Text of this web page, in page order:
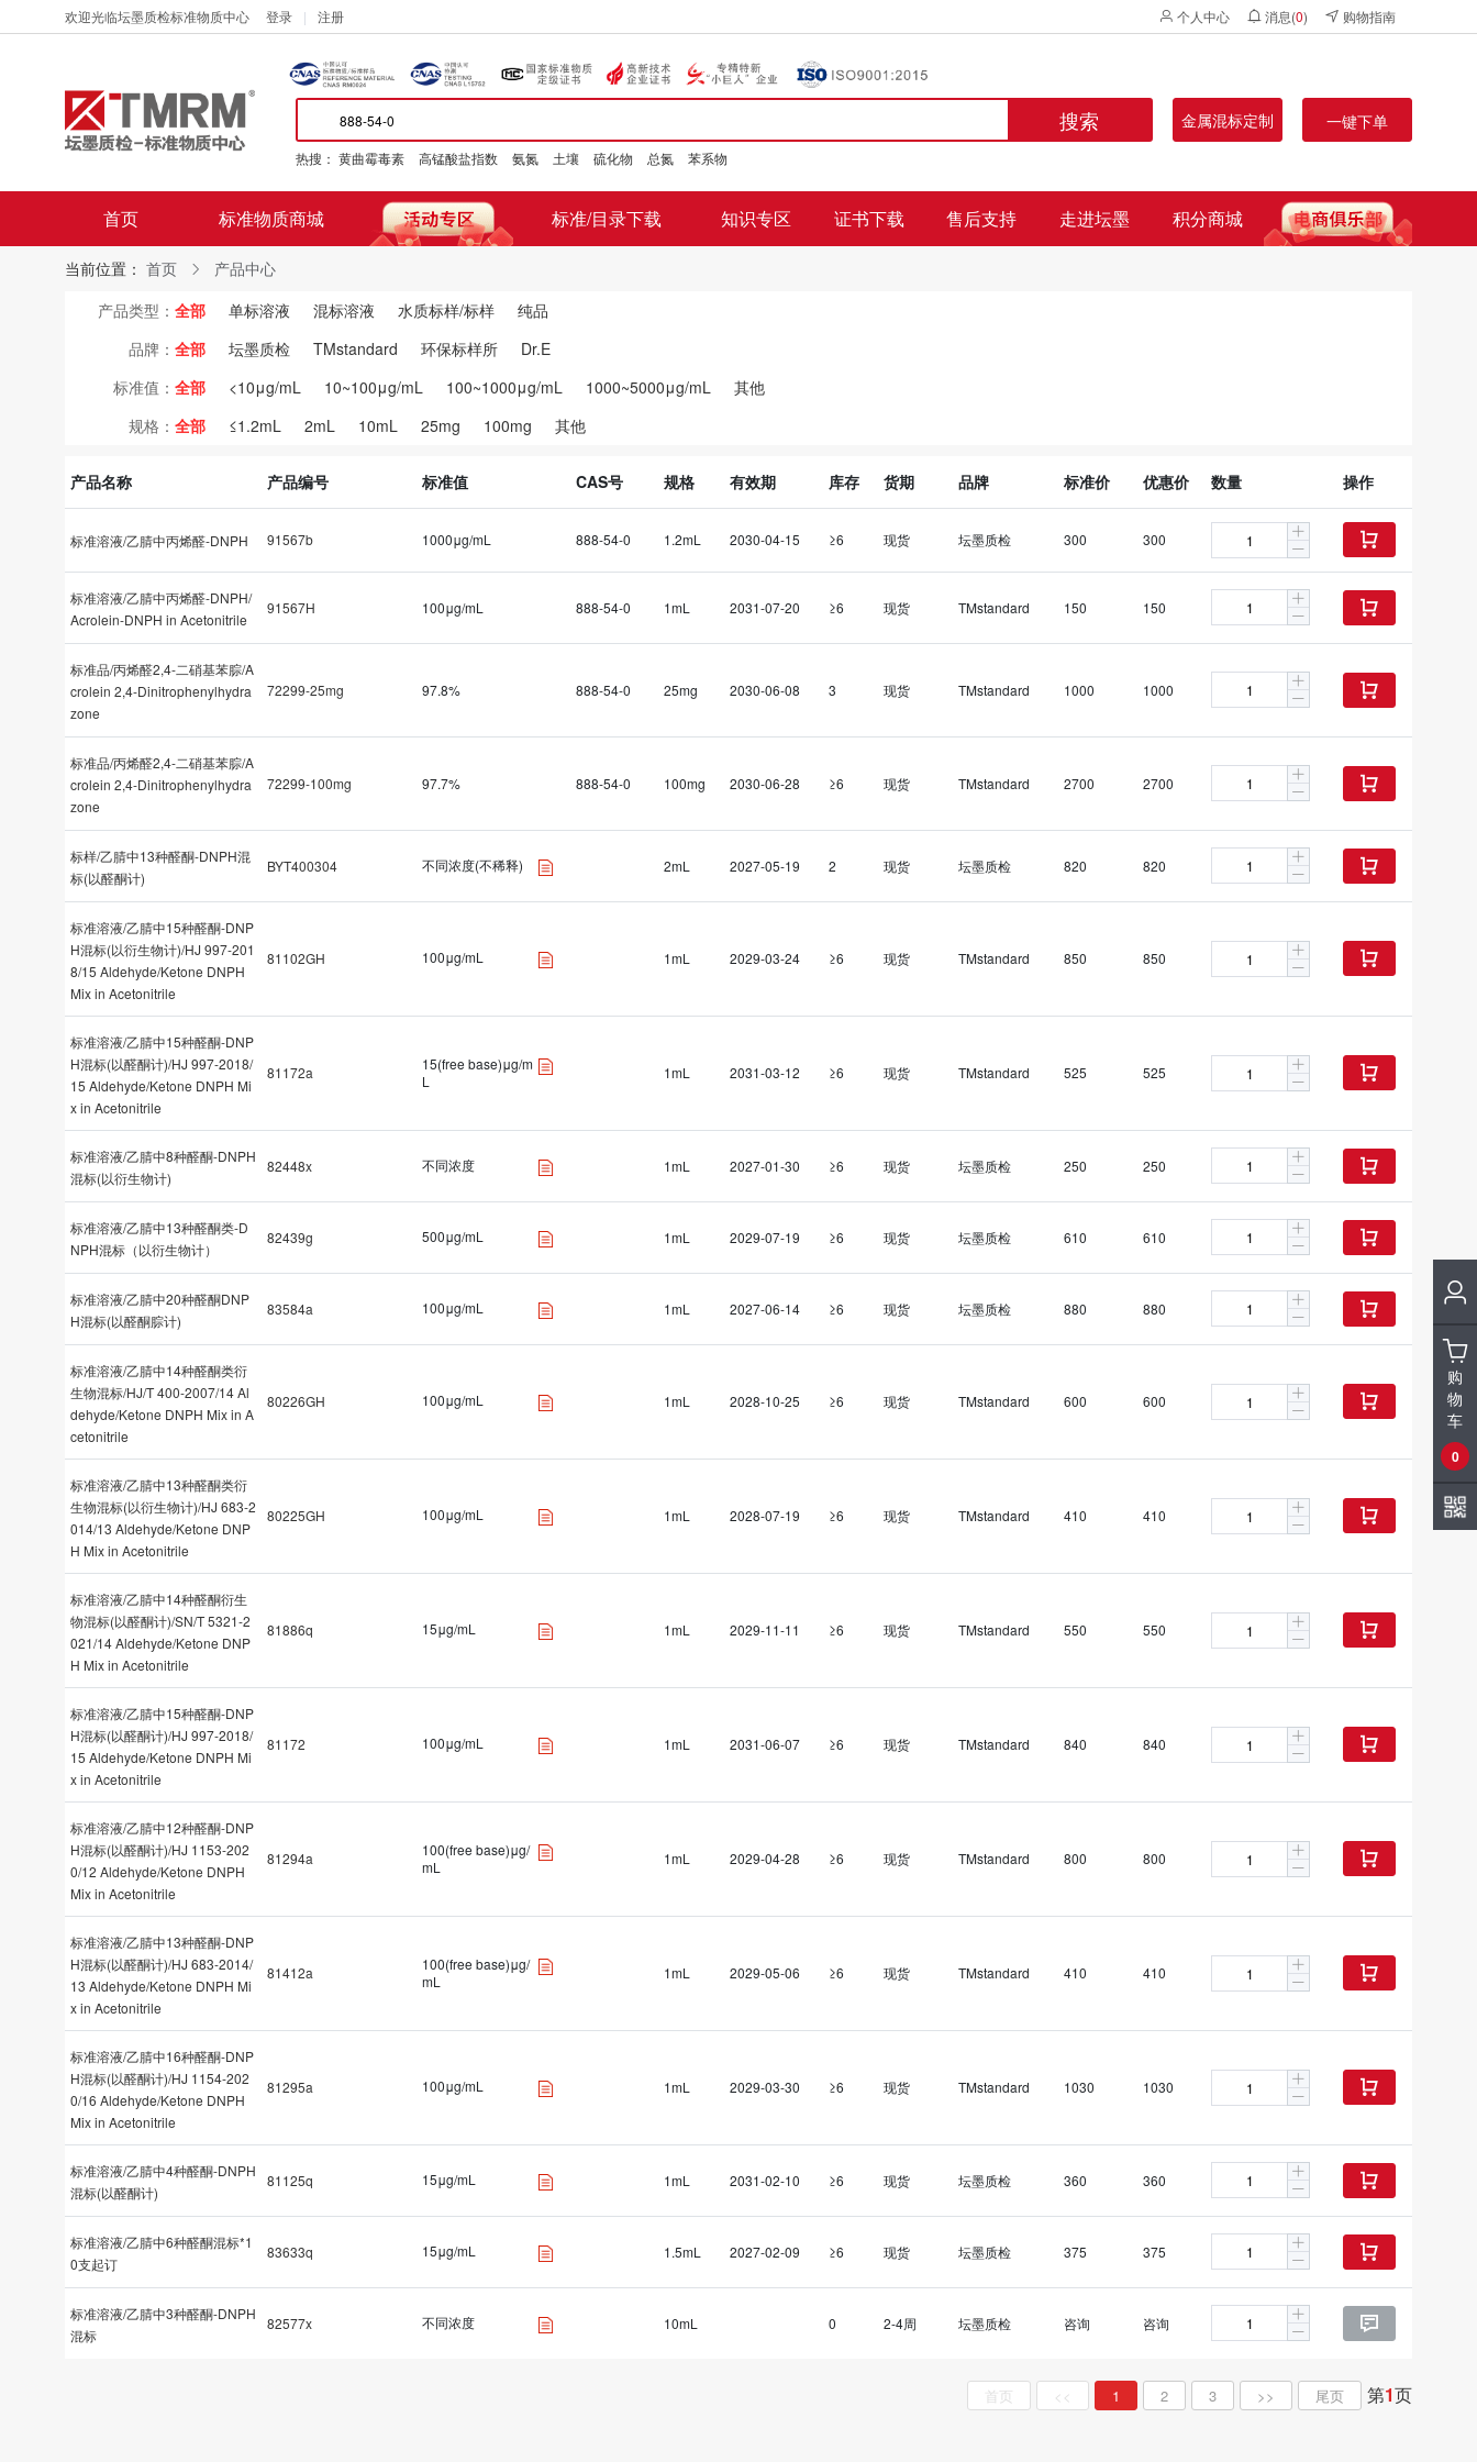
欢迎光临坛墨质检标准物质中心 登录 注册 个人中心 消息(0) 购物指南
搜索 金属混标定制 一键下单
热搜： 黄曲霉毒素 高锰酸盐指数 氨氮 土壤 硫化物 总氮 苯系物
首页 标准物质商城 标准/目录下载 知识专区 证书下载 售后支持 走进坛墨 积分商城
当前位置： 首页
产品中心
产品类型： 全部 单标溶液 混标溶液 水质标样/标样
纯品
品牌： 全部 坛墨质检 TMstandard 环保标样所
Dr.E
标准值： 全部 <10μg/mL 10~100μg/mL 100~1000μg/mL 1000~5000μg/mL
其他
规格： 全部 ≤1.2mL 2mL 10mL 25mg 100mg 其他
产品名称 产品编号 标准值 CAS号 规格 有效期 库存 货期 品牌 标准价 优惠价 数量 操作
标准溶液/乙腈中丙烯醛-DNPH 91567b 1000μg/mL 888-54-0 1.2mL 2030-04-15 ≥6 现货 坛墨质检 300 300 
标准溶液/乙腈中丙烯醛-DNPH/
Acrolein-DNPH in Acetonitrile
91567H 100μg/mL 888-54-0 1mL 2031-07-20 ≥6 现货 TMstandard 150 150 
标准品/丙烯醛2,4-二硝基苯腙/A
crolein 2,4-Dinitrophenylhydra
zone
72299-25mg 97.8% 888-54-0 25mg 2030-06-08 3 现货 TMstandard 1000 1000 
标准品/丙烯醛2,4-二硝基苯腙/A
crolein 2,4-Dinitrophenylhydra
zone
72299-100mg 97.7% 888-54-0 100mg 2030-06-28 ≥6 现货 TMstandard 2700 2700 
标样/乙腈中13种醛酮-DNPH混
标(以醛酮计)
BYT400304 不同浓度(不稀释) 2mL 2027-05-19 2 现货 坛墨质检 820 820 
标准溶液/乙腈中15种醛酮-DNP
H混标(以衍生物计)/HJ 997-201
8/15 Aldehyde/Ketone DNPH
Mix in Acetonitrile
81102GH 100μg/mL 1mL 2029-03-24 ≥6 现货 TMstandard 850 850 
标准溶液/乙腈中15种醛酮-DNP
H混标(以醛酮计)/HJ 997-2018/
15 Aldehyde/Ketone DNPH Mi
x in Acetonitrile
81172a
15(free base)μg/m
L
1mL 2031-03-12 ≥6 现货 TMstandard 525 525 
标准溶液/乙腈中8种醛酮-DNPH
混标(以衍生物计)
82448x 不同浓度 1mL 2027-01-30 ≥6 现货 坛墨质检 250 250 
标准溶液/乙腈中13种醛酮类-D
NPH混标（以衍生物计）
82439g 500μg/mL 1mL 2029-07-19 ≥6 现货 坛墨质检 610 610 
标准溶液/乙腈中20种醛酮DNP
H混标(以醛酮腙计)
83584a 100μg/mL 1mL 2027-06-14 ≥6 现货 坛墨质检 880 880 
标准溶液/乙腈中14种醛酮类衍
生物混标/HJ/T 400-2007/14 Al
dehyde/Ketone DNPH Mix in A
cetonitrile
80226GH 100μg/mL 1mL 2028-10-25 ≥6 现货 TMstandard 600 600 
标准溶液/乙腈中13种醛酮类衍
生物混标(以衍生物计)/HJ 683-2
014/13 Aldehyde/Ketone DNP
H Mix in Acetonitrile
80225GH 100μg/mL 1mL 2028-07-19 ≥6 现货 TMstandard 410 410 
标准溶液/乙腈中14种醛酮衍生
物混标(以醛酮计)/SN/T 5321-2
021/14 Aldehyde/Ketone DNP
H Mix in Acetonitrile
81886q 15μg/mL 1mL 2029-11-11 ≥6 现货 TMstandard 550 550 
标准溶液/乙腈中15种醛酮-DNP
H混标(以醛酮计)/HJ 997-2018/
15 Aldehyde/Ketone DNPH Mi
x in Acetonitrile
81172 100μg/mL 1mL 2031-06-07 ≥6 现货 TMstandard 840 840 
标准溶液/乙腈中12种醛酮-DNP
H混标(以醛酮计)/HJ 1153-202
0/12 Aldehyde/Ketone DNPH
Mix in Acetonitrile
81294a
100(free base)μg/
mL
1mL 2029-04-28 ≥6 现货 TMstandard 800 800 
标准溶液/乙腈中13种醛酮-DNP
H混标(以醛酮计)/HJ 683-2014/
13 Aldehyde/Ketone DNPH Mi
x in Acetonitrile
81412a
100(free base)μg/
mL
1mL 2029-05-06 ≥6 现货 TMstandard 410 410 
标准溶液/乙腈中16种醛酮-DNP
H混标(以醛酮计)/HJ 1154-202
0/16 Aldehyde/Ketone DNPH
Mix in Acetonitrile
81295a 100μg/mL 1mL 2029-03-30 ≥6 现货 TMstandard 1030 1030 
标准溶液/乙腈中4种醛酮-DNPH
混标(以醛酮计)
81125q 15μg/mL 1mL 2031-02-10 ≥6 现货 坛墨质检 360 360 
标准溶液/乙腈中6种醛酮混标*1
0支起订
83633q 15μg/mL 1.5mL 2027-02-09 ≥6 现货 坛墨质检 375 375 
标准溶液/乙腈中3种醛酮-DNPH
混标
82577x 不同浓度 10mL 0 2-4周 坛墨质检 咨询 咨询 
首页 << 1 2 3 >> 尾页 第1页
购
物
车
0